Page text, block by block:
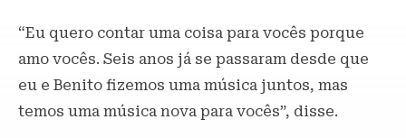
“Eu quero contar uma coisa para vocês porque
amo vocês. Seis anos já se passaram desde que
eu e Benito fizemos uma música juntos, mas
temos uma música nova para vocês”, disse.